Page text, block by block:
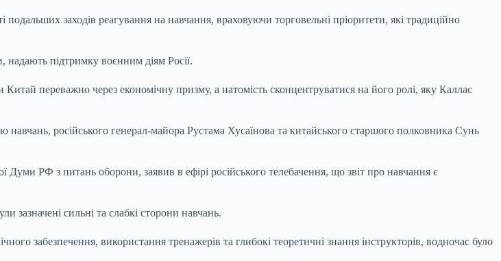
заходів реагування на навчання, враховуючи торговельні пріоритети, які традиційно
підтримку воєнним діям Росії.
переважно через економічну призму, а натомість сконцентруватися на його ролі, яку Каллас
російського генерал-майора Рустама Хусаїнова та китайського старшого полковника Сунь
РФ з питань оборони, заявив в ефірі російського телебачення, що звіт про навчання є
зазначені сильні та слабкі сторони навчань.
забезпечення, використання тренажерів та глибокі теоретичні знання інструкторів, водночас було